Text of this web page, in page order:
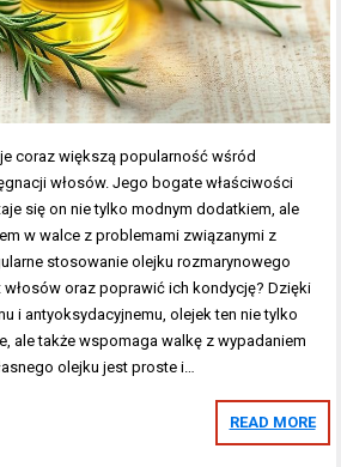
coraz większą popularność wśród
włosów. Jego bogate właściwości
się on nie tylko modnym dodatkiem, ale
w walce z problemami związanymi z
stosowanie olejku rozmarynowego
oraz poprawić ich kondycję? Dzięki
i antyoksydacyjnemu, olejek ten nie tylko
ale także wspomaga walkę z wypadaniem
olejku jest proste i…
READ MORE